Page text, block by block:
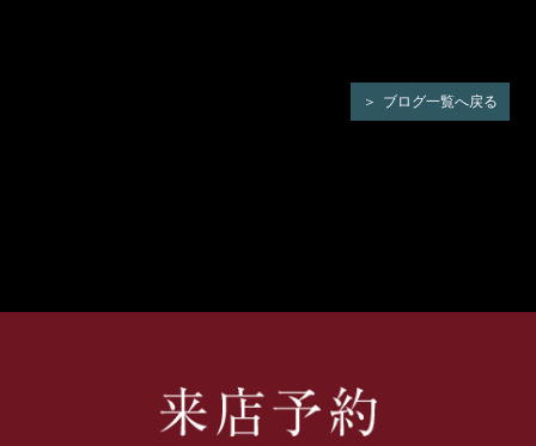
ブログ一覧へ戻る